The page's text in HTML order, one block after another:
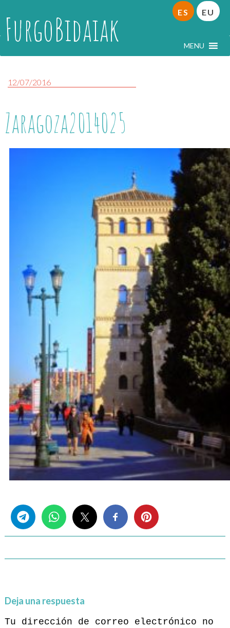
FurgoBidaiak MENU
ES EU
12/07/2016
Zaragoza2014025
Deja una respuesta
Tu dirección de correo electrónico no